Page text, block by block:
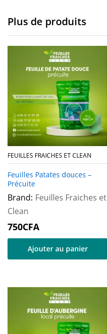
Plus de produits
FEUILLES FRAICHES ET CLEAN
Feuilles Patates douces –
Précuite
Brand: Feuilles Fraiches et
Clean
750CFA
Ajouter au panier